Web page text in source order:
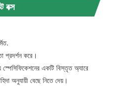
বক্স
প্রদর্শন করে।
স্পেসিফিকেশনের একটি বিস্তৃত অ্যারে
অনুযায়ী বেছে নিতে দেয়।